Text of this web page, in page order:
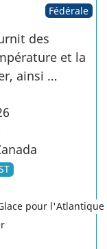
Fédérale
des
et la
ainsi …
pour l'Atlantique